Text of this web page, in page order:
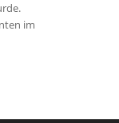
im